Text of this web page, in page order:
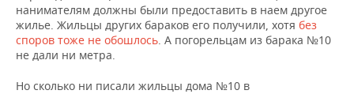
нанимателям должны были предоставить в наем другое
жилье. Жильцы других бараков его получили, хотя без
споров тоже не обошлось. А погорельцам из барака №10
не дали ни метра.
Но сколько ни писали жильцы дома №10 в